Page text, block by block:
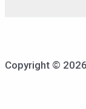
Copyright ©